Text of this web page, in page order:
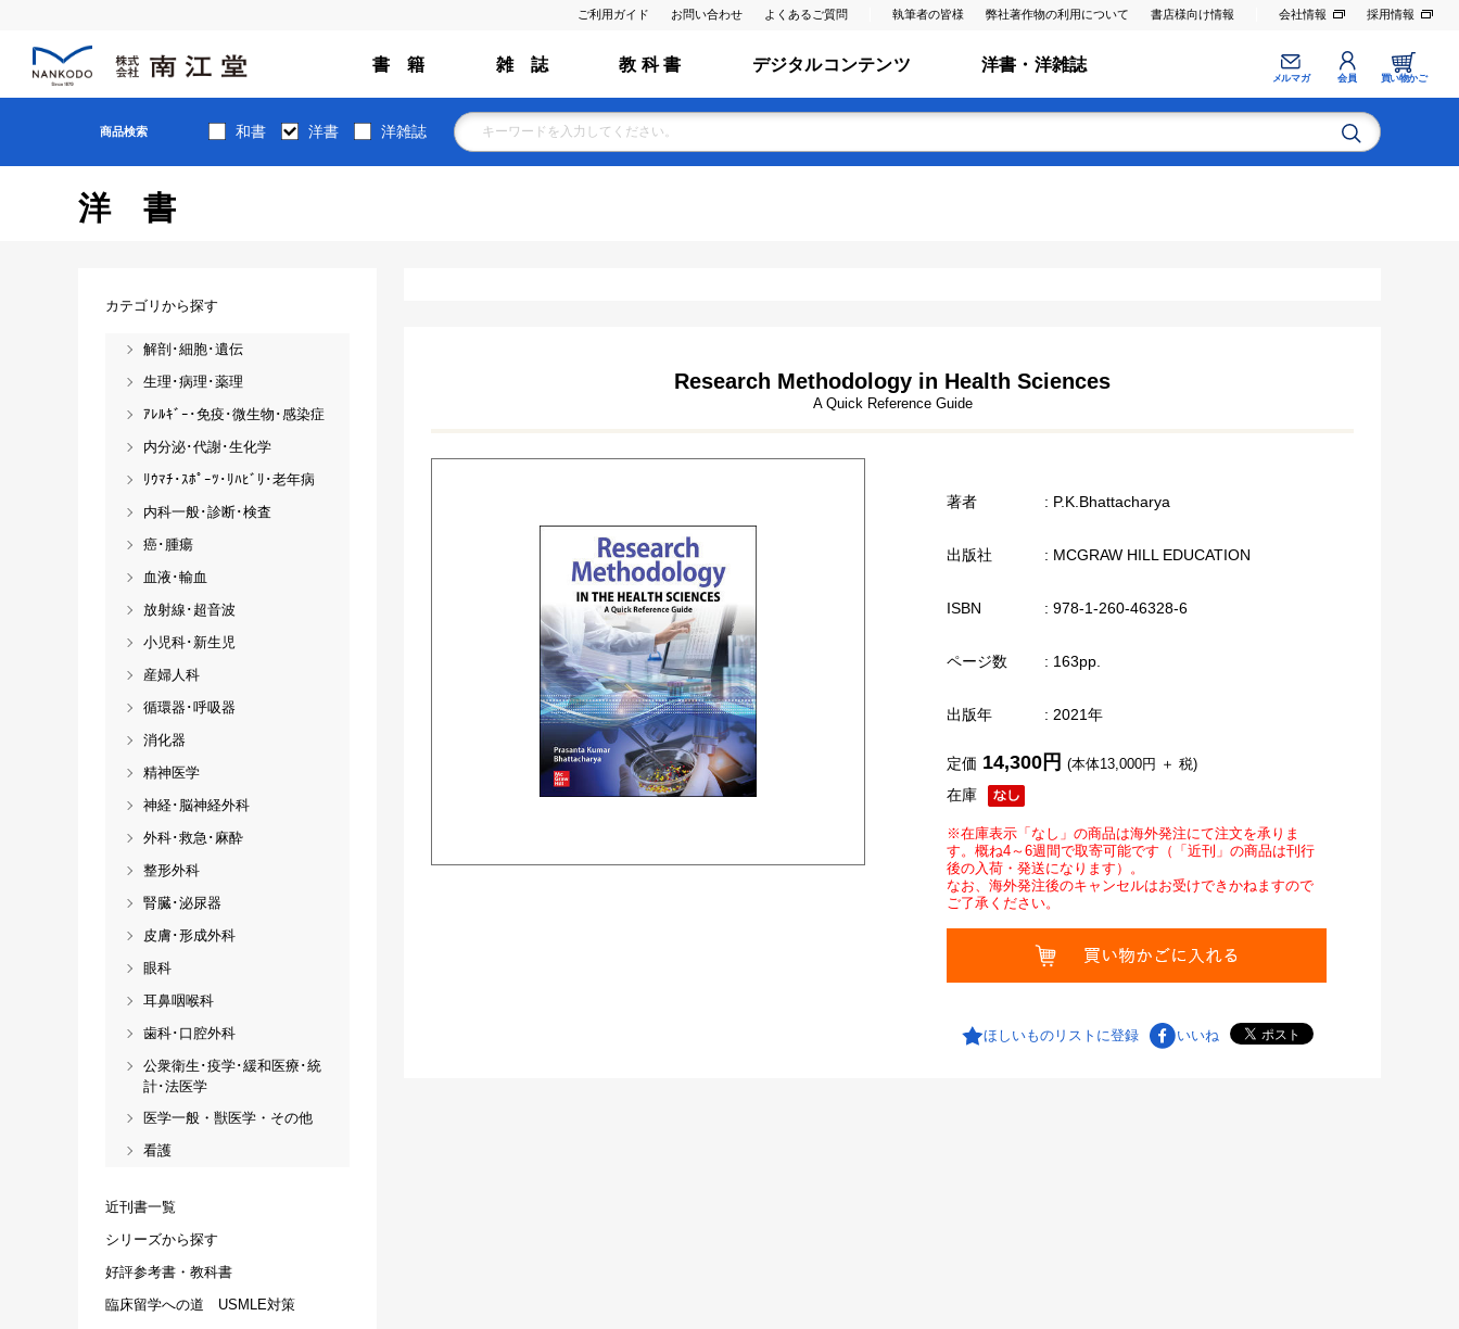
ご利用ガイド お問い合わせ よくあるご質問 執筆者の皆様 弊社著作物の利用について 書店様向け情報 会社情報 採用情報
書 籍 雑 誌 教 科 書 デジタルコンテンツ 洋書・洋雑誌
メルマガ 会員 買い物かご
商品検索 和書 洋書 洋雑誌
洋書
Research Methodology in Health Sciences
A Quick Reference Guide
著者 : P.K.Bhattacharya
出版社 : MCGRAW HILL EDUCATION
ISBN : 978-1-260-46328-6
ページ数 : 163pp.
出版年 : 2021年
在庫
定価 14,300円 (本体13,000円 ＋ 税)
※在庫表示「なし」の商品は海外発注にて注文を承りま
す。概ね4～6週間で取寄可能です（「近刊」の商品は刊行
後の入荷・発送になります）。
なお、海外発注後のキャンセルはお受けできかねますので
ご了承ください。
ほしいものリストに登録 いいね
カテゴリから探す
解剖･細胞･遺伝
生理･病理･薬理
ｱﾚﾙｷﾞｰ･免疫･微生物･感染症
内分泌･代謝･生化学
ﾘｳﾏﾁ･ｽﾎﾟｰﾂ･ﾘﾊﾋﾞﾘ･老年病
内科一般･診断･検査
癌･腫瘍
血液･輸血
放射線･超音波
小児科･新生児
産婦人科
循環器･呼吸器
消化器
精神医学
神経･脳神経外科
外科･救急･麻酔
整形外科
腎臓･泌尿器
皮膚･形成外科
眼科
耳鼻咽喉科
歯科･口腔外科
公衆衛生･疫学･緩和医療･統
計･法医学
医学一般・獣医学・その他
看護
近刊書一覧
シリーズから探す
好評参考書・教科書
臨床留学への道 USMLE対策